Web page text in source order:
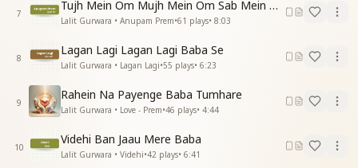
आ.. आ ..
मै तेरी जोगन बन जाऊ
प्रभु तुमसे हो गयी प्रेम सगाई
नस नस में नस नस में
नस नस में तू है समाया
नस नस में तू है समाया
नस नस में तू है समाया
प्रभु तुमसे प्रीत लगायी
7
Tujh Mein Om Mujh Mein Om Sab Mein Om
Lalit Gurwara • Anupam Prem•61 plays• 8:03
8
Lagan Lagi Lagan Lagi Baba Se
Lalit Gurwara • Lagan Lagi•55 plays• 6:23
9
Rahein Na Payenge Baba Tumhare
Lalit Gurwara • Love - Prem•46 plays• 4:44
10
Videhi Ban Jaau Mere Baba
Lalit Gurwara • Videhi•42 plays• 6:41